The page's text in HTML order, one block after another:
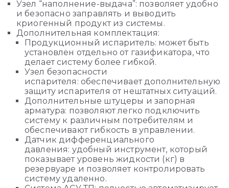
Узел “наполнение-выдача”: позволяет удобно
и безопасно заправлять и выводить
криогенный продукт из системы.
Дополнительная комплектация:
Продукционный испаритель: может быть
установлен отдельно от газификатора, что
делает систему более гибкой.
Узел безопасности
испарителя: обеспечивает дополнительную
защиту испарителя от нештатных ситуаций.
Дополнительные штуцеры и запорная
арматура: позволяют легко подключить
систему к различным потребителям и
обеспечивают гибкость в управлении.
Датчик дифференциального
давления: удобный инструмент, который
показывает уровень жидкости (кг) в
резервуаре и позволяет контролировать
систему удаленно.